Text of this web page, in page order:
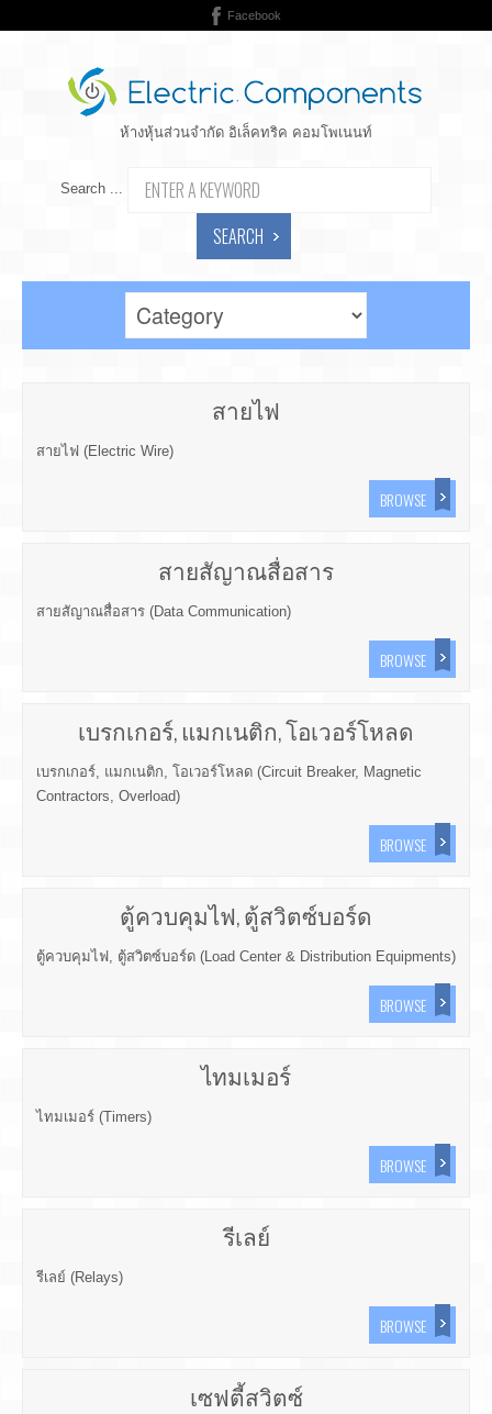
Facebook
ห้างหุ้นส่วนจำกัด อิเล็คทริค คอมโพเนนท์
Search ...
SEARCH
สายไฟ
สายไฟ (Electric Wire)
BROWSE
สายสัญาณสื่อสาร
สายสัญาณสื่อสาร (Data Communication)
BROWSE
เบรกเกอร์, แมกเนติก, โอเวอร์โหลด
เบรกเกอร์, แมกเนติก, โอเวอร์โหลด (Circuit Breaker, Magnetic
Contractors, Overload)
BROWSE
ตู้ควบคุมไฟ, ตู้สวิตซ์บอร์ด
ตู้ควบคุมไฟ, ตู้สวิตซ์บอร์ด (Load Center & Distribution Equipments)
BROWSE
ไทมเมอร์
ไทมเมอร์ (Timers)
BROWSE
รีเลย์
รีเลย์ (Relays)
BROWSE
เซฟตี้สวิตซ์